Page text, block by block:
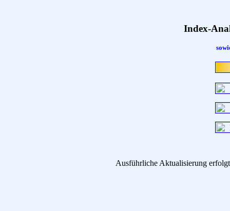
Index-
Ausführliche Aktualisierung